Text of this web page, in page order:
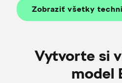
Zobraziť všetky
Vytvorte si
model